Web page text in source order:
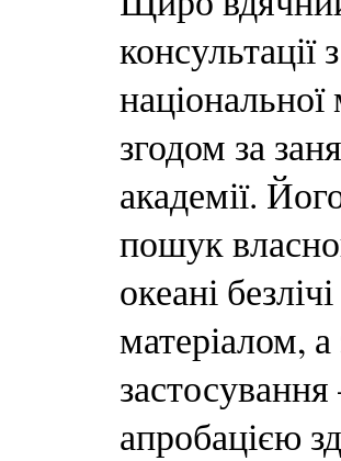
консультації
згодом за
академії.
пошук
океані
матеріалом,
апробацією